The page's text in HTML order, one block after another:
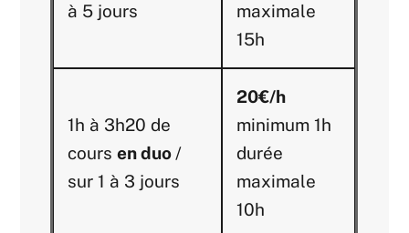
à 5 jours
maximale
15h
1h à 3h20 de
coursen duo /
sur 1 à 3 jours
20€/h
minimum 1h
durée
maximale
10h